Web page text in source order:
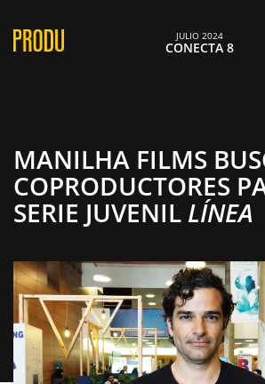
JULIO 2024
CONECTA 8
MANILHA FILMS
COPRODUCTORES
SERIE JUVENIL LÍNEA